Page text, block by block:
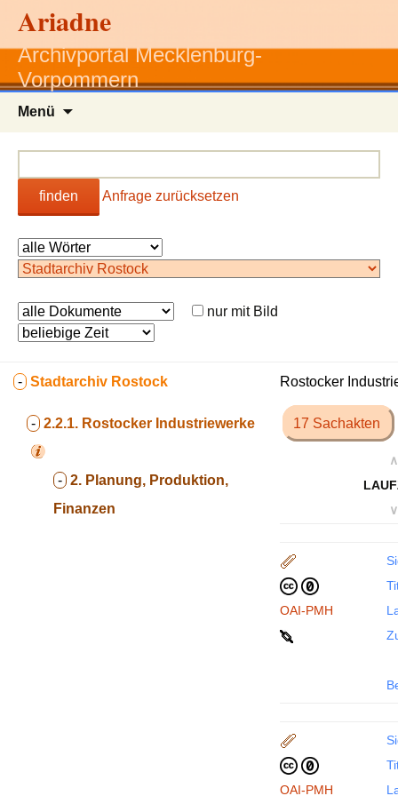
Ariadne
Archivportal Mecklenburg-
Vorpommern
Menü
finden Anfrage zurücksetzen
nur mit Bild
- Stadtarchiv Rostock
- 2.2.1. Rostocker Industriewerke
- 2. Planung, Produktion,
Finanzen
Rostocker
17 Sachakten
∧
∨
OAI-PMH
OAI-PMH